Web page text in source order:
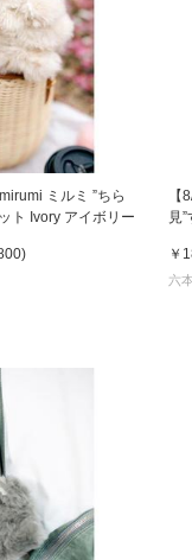
ミルミ ”ちら
ト Ivory アイボリー
)
見
￥
六